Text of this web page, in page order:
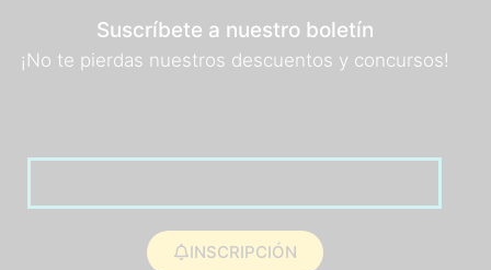
Suscríbete a nuestro boletín
¡No te pierdas nuestros descuentos y concursos!
INSCRIPCIÓN